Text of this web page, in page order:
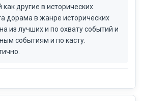
другие в исторических
дорама в жанре исторических
из лучших и по охвату событий и
событиям и по касту.